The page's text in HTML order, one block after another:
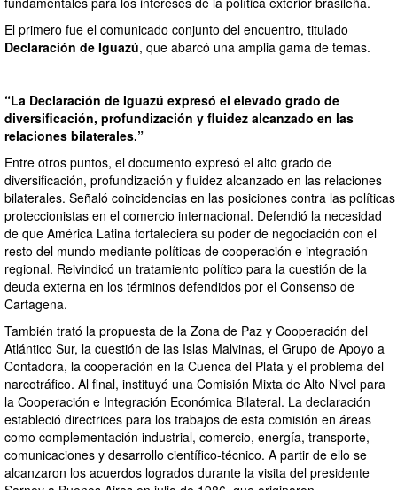
El primero fue el comunicado conjunto del encuentro, titulado
Declaración de Iguazú, que abarcó una amplia gama de temas.
“La Declaración de Iguazú expresó el elevado grado de
diversificación, profundización y fluidez alcanzado en las
relaciones bilaterales.”
Entre otros puntos, el documento expresó el alto grado de
diversificación, profundización y fluidez alcanzado en las relaciones
bilaterales. Señaló coincidencias en las posiciones contra las políticas
proteccionistas en el comercio internacional. Defendió la necesidad
de que América Latina fortaleciera su poder de negociación con el
resto del mundo mediante políticas de cooperación e integración
regional. Reivindicó un tratamiento político para la cuestión de la
deuda externa en los términos defendidos por el Consenso de
Cartagena.
También trató la propuesta de la Zona de Paz y Cooperación del
Atlántico Sur, la cuestión de las Islas Malvinas, el Grupo de Apoyo a
Contadora, la cooperación en la Cuenca del Plata y el problema del
narcotráfico. Al final, instituyó una Comisión Mixta de Alto Nivel para
la Cooperación e Integración Económica Bilateral. La declaración
estableció directrices para los trabajos de esta comisión en áreas
como complementación industrial, comercio, energía, transporte,
comunicaciones y desarrollo científico-técnico. A partir de ello se
alcanzaron los acuerdos logrados durante la visita del presidente